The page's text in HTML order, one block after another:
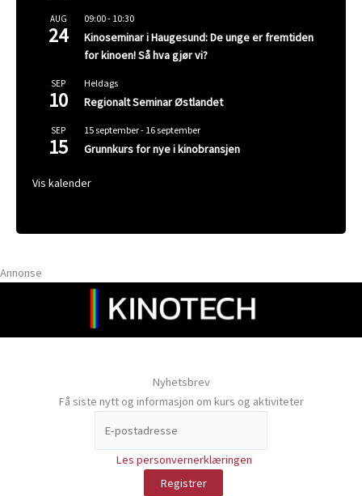
AUG
24
09:00- 10:30
Kinoseminar i Haugesund: De unge er fremtiden
for kinoen! Så hva gjør vi?
SEP
10
Heldags
Regionalt Seminar Østlandet
SEP
15
15 september- 16 september
Grunnkurs for nye i kinobransjen
Vis kalender
Annonse
Nyhetsbrev
Få siste nytt og informasjon om kurs og aktiviteter
Les personvernerklæringen